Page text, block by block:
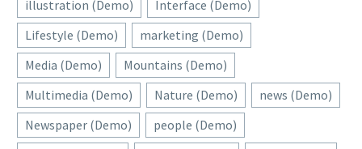
illustration (Demo)
Interface (Demo)
Lifestyle (Demo)
marketing (Demo)
Media (Demo)
Mountains (Demo)
Multimedia (Demo)
Nature (Demo)
news (Demo)
Newspaper (Demo)
people (Demo)